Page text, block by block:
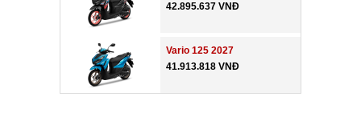
42.895.637 VNĐ
Vario 125 2027
41.913.818 VNĐ